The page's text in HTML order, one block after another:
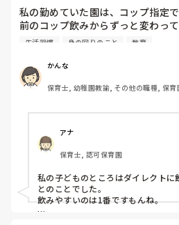
アルコールと次亜塩素酸などを感
分けること。
あとは感染症にならない体作りがで
て発信するのもいいですね。
私の勤めていた園は、コップ指定
前のコップ飲みからずっと変わって
と、うがいのときにコップを持っ
けれど園庭で遊ぶときなど、テー
いれる子もいてこぼすし、子ども
先生たちはダイレクトボトルの水
ップなんだろう、変えてもよいの
皆さんの園は水筒の指定があります
生活習慣 身の回りのこと 教育
かんな
保育士, 幼稚園教諭, その他の職種, 保育
アナ
保育士, 認可保育園
私の子どものところはダイレクト
とのことでした。
飲みやすいのは1番ですもんね。